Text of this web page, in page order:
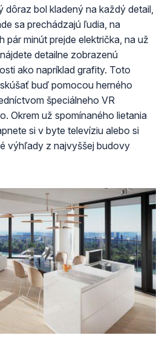
bol kladený na každý detail,
sa prechádzajú ľudia, na
pár minút prejde električka, na už
detailne zobrazenú
ako napríklad grafity. Toto
buď pomocou herného
špeciálneho VR
Okrem už spomínaného lietania
si v byte televíziu alebo si
výhľady z najvyššej budovy